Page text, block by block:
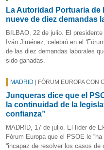
La Autoridad Portuaria
nueve de diez demandas
BILBAO, 22 de julio. El
Iván Jiménez, celebró en el
de las diez demandas laborales
sido ganadas.
MADRID | FÓRUM EUROPA CON
Junqueras dice que el
la continuidad de la
confianza”
MADRID, 17 de julio. El líder de
Fórum Europa que el PSOE le
“incapaz de resolver los casos